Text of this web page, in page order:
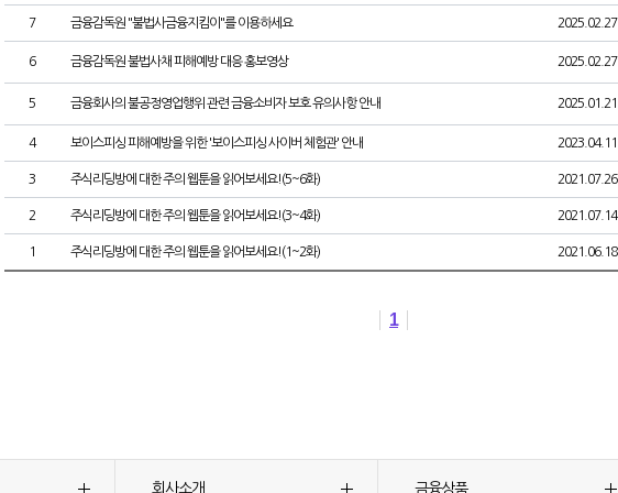
7 금융감독원 "불법사금융지킴이"를 이용하세요 2025.02.27
6 금융감독원 불법사채 피해예방 대응 홍보영상 2025.02.27
5 금융회사의 불공정영업행위 관련 금융소비자 보호 유의사항 안내 2025.01.21
4 보이스피싱 피해예방을 위한 '보이스피싱 사이버 체험관' 안내 2023.04.11
3 주식리딩방에 대한 주의 웹툰을 읽어보세요!(5~6화) 2021.07.26
2 주식리딩방에 대한 주의 웹툰을 읽어보세요!(3~4화) 2021.07.14
1 주식리딩방에 대한 주의 웹툰을 읽어보세요!(1~2화) 2021.06.18
1
회사소개 금융상품